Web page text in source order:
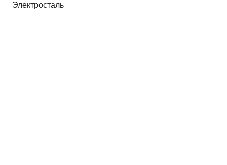
Электросталь